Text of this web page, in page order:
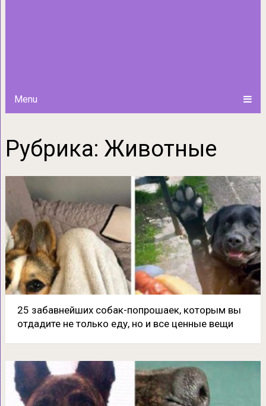
Menu
Рубрика: Животные
25 забавнейших собак-попрошаек, которым вы
отдадите не только еду, но и все ценные вещи